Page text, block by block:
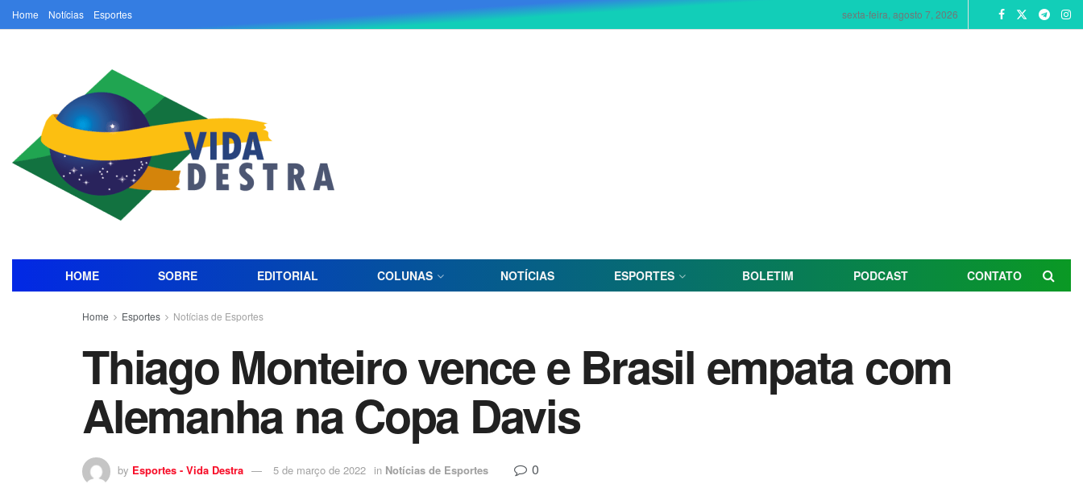
Home Notícias Esportes sexta-feira, agosto 7, 2026
HOME SOBRE EDITORIAL COLUNAS NOTÍCIAS ESPORTES BOLETIM PODCAST CONTATO
Home Esportes Notícias de Esportes
Thiago Monteiro vence e Brasil empata com
Alemanha na Copa Davis
by Esportes - Vida Destra 5 de março de 2022 in Notícias de Esportes 0